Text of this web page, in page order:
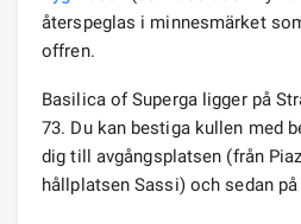
återspeglas i minnesmärket
offren.
Basilica of Superga ligger på
73. Du kan bestiga kullen med
dig till avgångsplatsen (från
hållplatsen Sassi) och sedan på